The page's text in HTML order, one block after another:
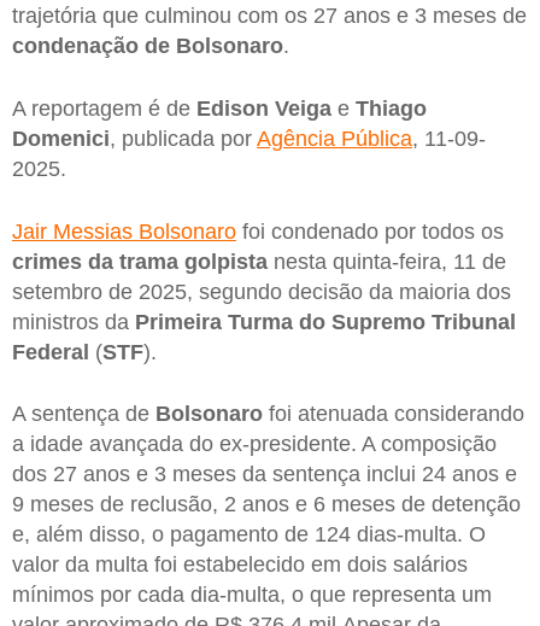
trajetória que culminou com os 27 anos e 3 meses de
condenação de Bolsonaro.
A reportagem é de Edison Veiga e Thiago
Domenici, publicada por Agência Pública, 11-09-
2025.
Jair Messias Bolsonaro foi condenado por todos os
crimes da trama golpista nesta quinta-feira, 11 de
setembro de 2025, segundo decisão da maioria dos
ministros da Primeira Turma do Supremo Tribunal
Federal (STF).
A sentença de Bolsonaro foi atenuada considerando
a idade avançada do ex-presidente. A composição
dos 27 anos e 3 meses da sentença inclui 24 anos e
9 meses de reclusão, 2 anos e 6 meses de detenção
e, além disso, o pagamento de 124 dias-multa. O
valor da multa foi estabelecido em dois salários
mínimos por cada dia-multa, o que representa um